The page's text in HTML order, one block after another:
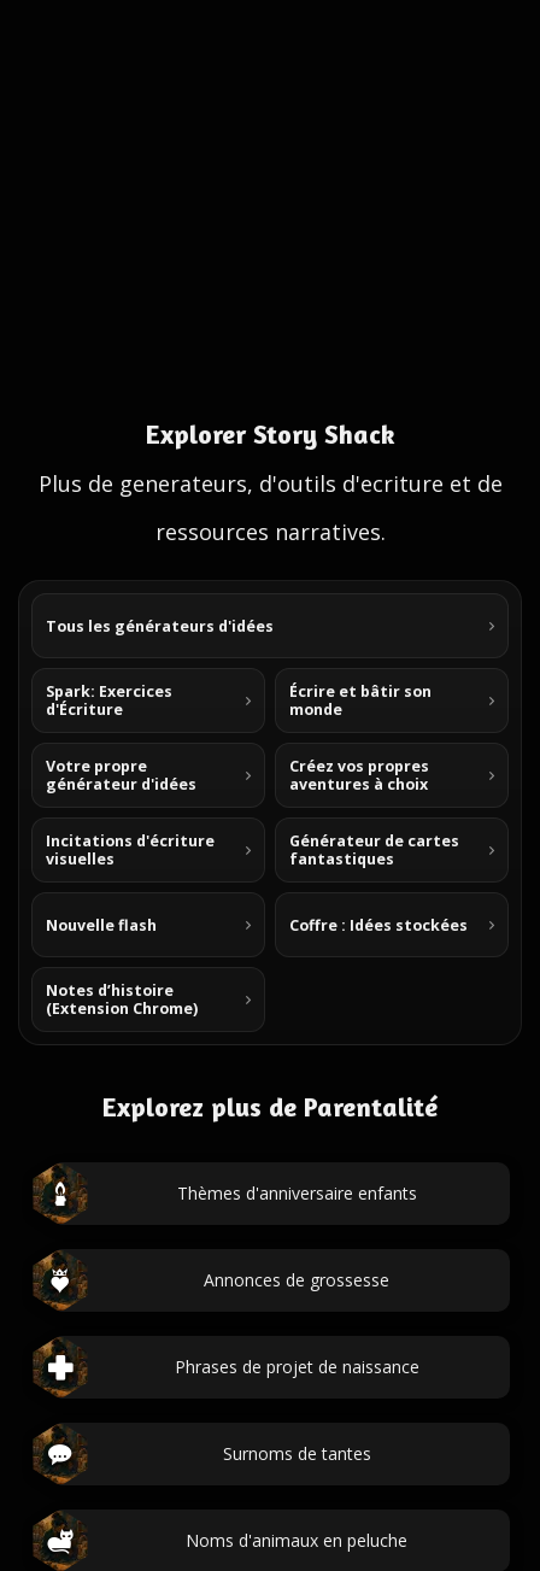
Explorer Story Shack
Plus de generateurs, d'outils d'ecriture et de
ressources narratives.
Tous les générateurs d'idées
Spark: Exercices
d'Écriture
Écrire et bâtir son
monde
Votre propre
générateur d'idées
Créez vos propres
aventures à choix
Incitations d'écriture
visuelles
Générateur de cartes
fantastiques
Nouvelle flash Coffre : Idées stockées
Notes d’histoire
(Extension Chrome)
Explorez plus de Parentalité
Thèmes d'anniversaire enfants
Annonces de grossesse
Phrases de projet de naissance
Surnoms de tantes
Noms d'animaux en peluche